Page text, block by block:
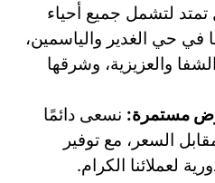
لتشمل جميع أحياء
في حي الغدير والياسمين،
والعزيزية، وشرقها
مستمرة: نسعى دائمًا
السعر، مع توفير
لعملائنا الكرام.